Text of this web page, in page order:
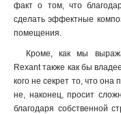
факт о том, что
сделать эффектные
помещения.
Кроме, как мы
Rexant также как бы
кого не секрет то, что она
не, наконец, просит
благодаря собственной